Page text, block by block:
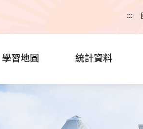
:::
學習地圖 統計資料